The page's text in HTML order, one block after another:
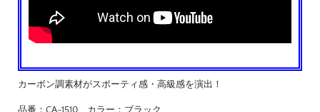
カーボン調素材がスポーティ感・高級感を演出！
品番：CA-1510 カラー：ブラック